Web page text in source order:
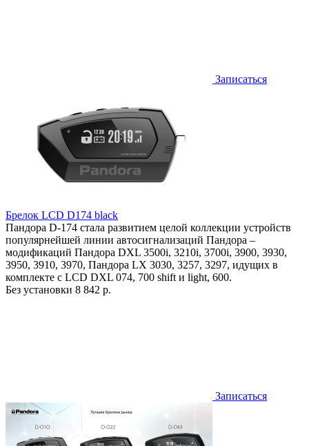
Записаться
Брелок LCD D174 black
Пандора D-174 стала развитием целой коллекции устройств
популярнейшей линии автосигнализаций Пандора –
модификаций Пандора DXL 3500i, 3210i, 3700i, 3900, 3930,
3950, 3910, 3970, Пандора LX 3030, 3257, 3297, идущих в
комплекте с LCD DXL 074, 700 shift и light, 600.
Без установки 8 842 р.
Записаться